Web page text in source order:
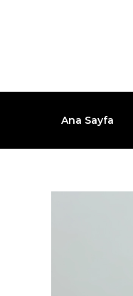
Ana Sayfa